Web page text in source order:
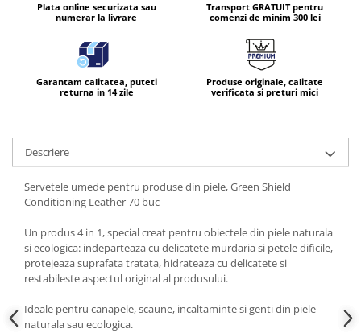
Plata online securizata sau
numerar la livrare
Transport GRATUIT pentru
comenzi de minim 300 lei
Garantam calitatea, puteti
returna in 14 zile
Produse originale, calitate
verificata si preturi mici
Descriere
Servetele umede pentru produse din piele, Green Shield
Conditioning Leather 70 buc
Un produs 4 in 1, special creat pentru obiectele din piele naturala
si ecologica: indeparteaza cu delicatete murdaria si petele dificile,
protejeaza suprafata tratata, hidrateaza cu delicatete si
restabileste aspectul original al produsului.
Ideale pentru canapele, scaune, incaltaminte si genti din piele
naturala sau ecologica.